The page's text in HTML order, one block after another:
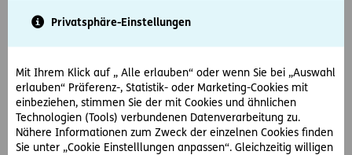
Privatsphäre-Einstellungen
Mit Ihrem Klick auf „ Alle erlauben“ oder wenn Sie bei „Auswahl
erlauben“ Präferenz-, Statistik- oder Marketing-Cookies mit
einbeziehen, stimmen Sie der mit Cookies und ähnlichen
Technologien (Tools) verbundenen Datenverarbeitung zu.
Nähere Informationen zum Zweck der einzelnen Cookies finden
Sie unter „Cookie Einstelllungen anpassen“. Gleichzeitig willigen
D.A.S. übernimmt Kosten für außergerichtlichen Vergleich
AG, welche ihm dazu raten, eine Schadenersatzforderung
zu stellen. Um mit der gegnerischen Partei in Kontakt zu
treten und die Verhandlungen zu führen, wird einer der
rund 500 spezialisierten D.A.S. Partneranwälte
eingeschaltet.